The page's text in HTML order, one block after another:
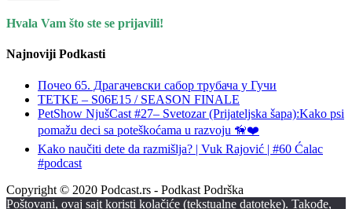
Hvala Vam što ste se prijavili!
Najnoviji Podkasti
Почео 65. Драгачевски сабор трубача у Гучи
TETKE – S06E15 / SEASON FINALE
PetShow NjušCast #27– Svetozar (Prijateljska šapa):Kako psi
pomažu deci sa poteškoćama u razvoju 🦮❤️
Kako naučiti dete da razmišlja? | Vuk Rajović | #60 Ćalac
#podcast
Copyright © 2020 Podcast.rs - Podkast Podrška
Poštovani, ovaj sajt koristi kolačiće (tekstualne datoteke). Takođe,